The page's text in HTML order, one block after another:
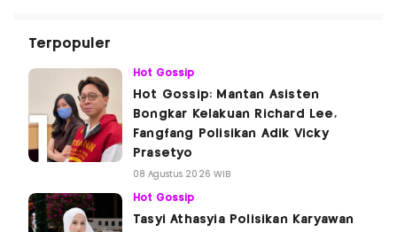
Terpopuler
Hot Gossip
Hot Gossip: Mantan Asisten
Bongkar Kelakuan Richard Lee,
Fangfang Polisikan Adik Vicky
Prasetyo
08 Agustus 2026 WIB
Hot Gossip
Tasyi Athasyia Polisikan Karyawan